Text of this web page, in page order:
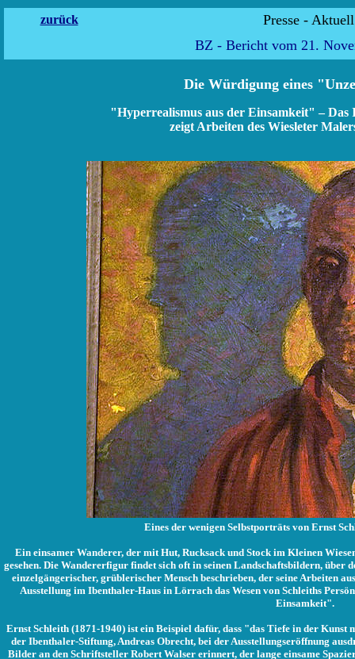
zurück
Presse
BZ - Bericht vom 21.
Die Würdigung eines
"Hyperrealismus aus der Einsamkeit" –
zeigt Arbeiten des Wiesleter
Eines der wenigen Selbstporträts von Ernst
Ein einsamer Wanderer, der mit Hut, Rucksack und Stock im Kleinen
gesehen. Die Wandererfigur findet sich oft in seinen Landschaftsbildern, über
einzelgängerischer, grüblerischer Mensch beschrieben, der seine Arbeiten
Ausstellung im Ibenthaler-Haus in Lörrach das Wesen von Schleiths
Einsamkeit".
Ernst Schleith (1871-1940) ist ein Beispiel dafür, dass "das Tiefe in der Kunst
der Ibenthaler-Stiftung, Andreas Obrecht, bei der Ausstellungseröffnung
Bilder an den Schriftsteller Robert Walser erinnert, der lange einsame